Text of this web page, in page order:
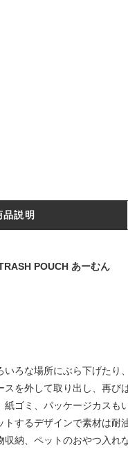
品説明
POUCH あーむん
いろな場所にぶら下げたり
を外して取り出し、再び
ゴミ、パッケージカスも
トするデザインで素材は
収納、ペットのおやつ入れ